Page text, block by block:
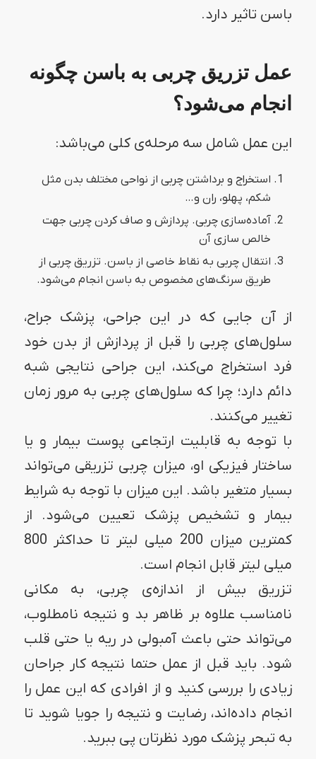
باسن تاثیر دارد.
عمل تزریق چربی به باسن چگونه
انجام می‌شود؟
این عمل شامل سه مرحله‌ی کلی می‌باشد:
استخراج و برداشتن چربی از نواحی مختلف بدن مثل
شکم، پهلو، ران و…
آماده‌سازی چربی. پردازش و صاف کردن چربی جهت
خالص سازی آن
انتقال چربی به نقاط خاصی از باسن. تزریق چربی از
طریق سرنگ‌های مخصوص به باسن انجام می‌شود.
از آن جایی که در این جراحی، پزشک جراح،
سلول‌های چربی را قبل از پردازش از بدن خود
فرد استخراج می‌کند، این جراحی نتایجی شبه
دائم دارد؛ چرا که سلول‌های چربی به مرور زمان
تغییر می‌کنند.
با توجه به قابلیت ارتجاعی پوست بیمار و یا
ساختار فیزیکی او، میزان چربی تزریقی می‌تواند
بسیار متغیر باشد. این میزان با توجه به شرایط
بیمار و تشخیص پزشک تعیین می‌شود. از
کمترین میزان 200 میلی لیتر تا حداکثر 800
میلی لیتر قابل انجام است.
تزریق بیش از اندازه‌ی چربی، به مکانی
نامناسب علاوه بر ظاهر بد و نتیجه نامطلوب،
می‌تواند حتی باعث آمبولی در ریه یا حتی قلب
شود. باید قبل از عمل حتما نتیجه کار جراحان
زیادی را بررسی کنید و از افرادی که این عمل را
انجام داده‌اند، رضایت و نتیجه را جویا شوید تا
به تبحر پزشک مورد نظرتان پی ببرید.